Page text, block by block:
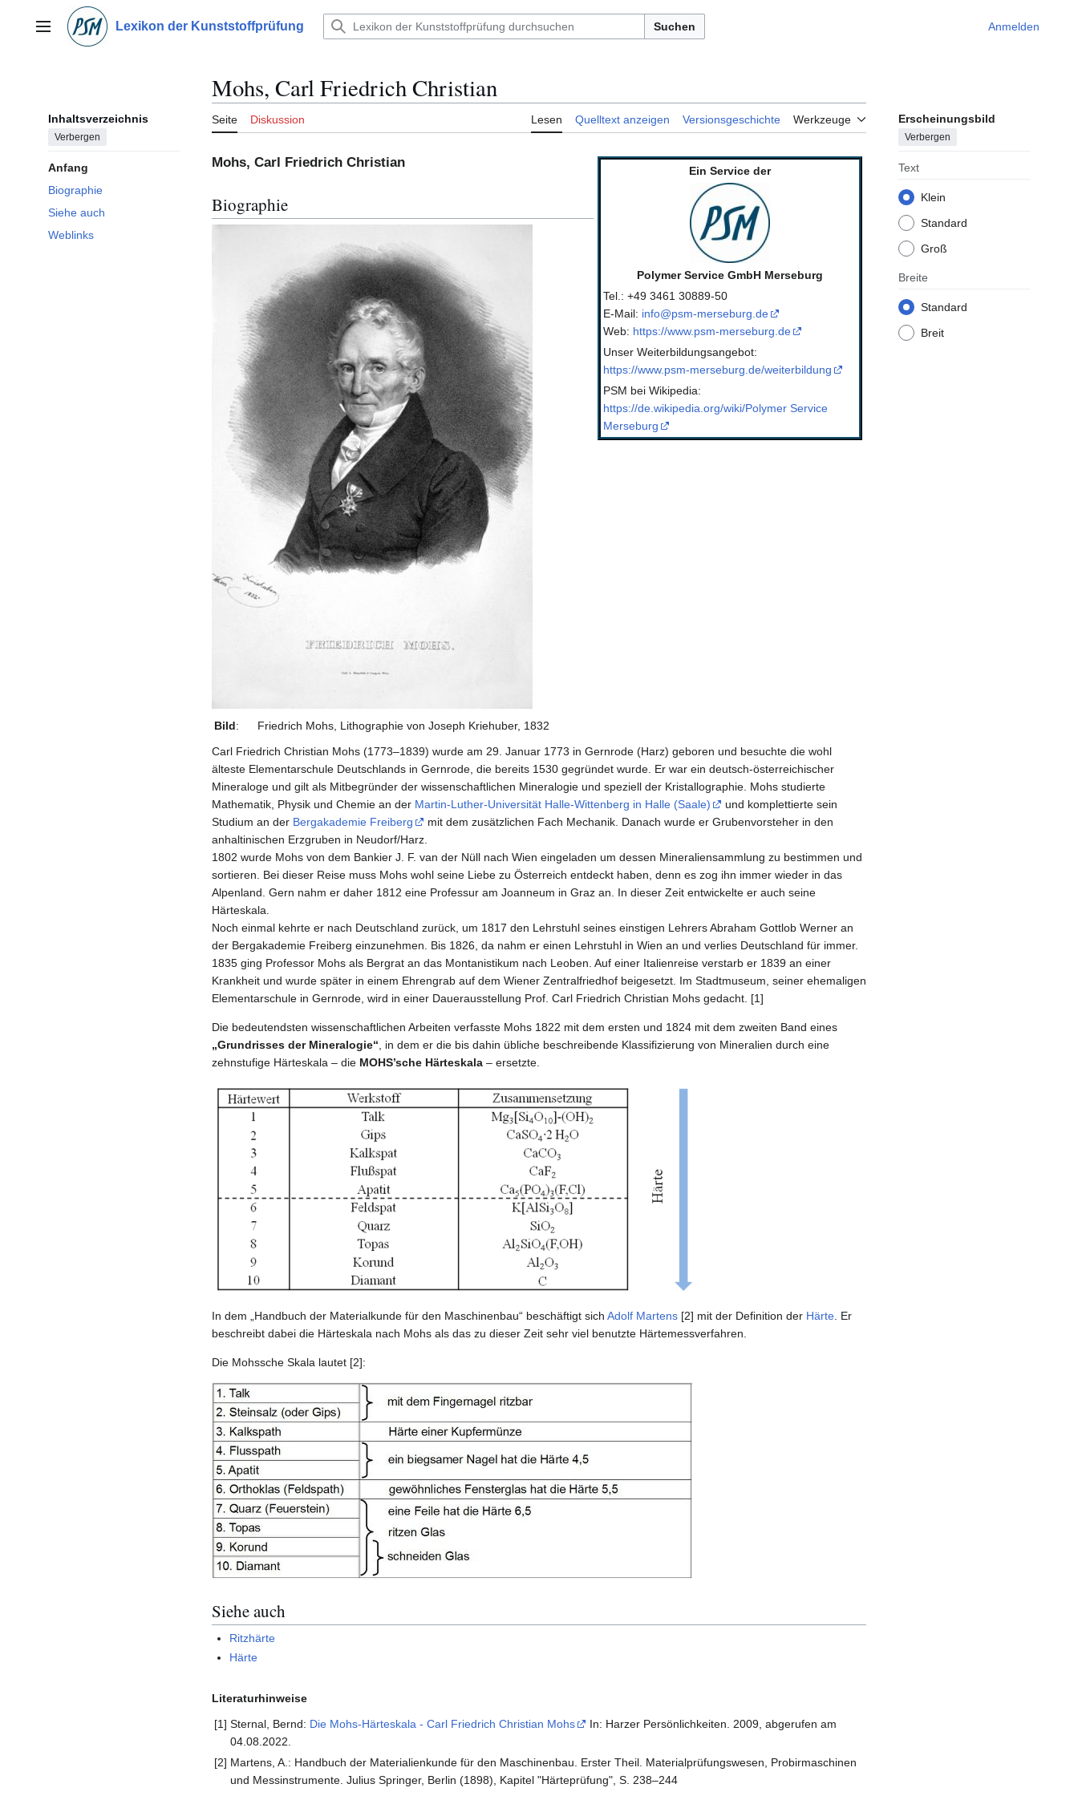
springenHauptmenü Lexikon der Kunststoffprüfung Suchen Anmelden
Inhaltsverzeichnis
Verbergen
Anfang
Biographie
Siehe auch
Weblinks
Mohs, Carl Friedrich Christian
Seite Diskussion Lesen Quelltext anzeigen Versionsgeschichte Werkzeuge Erscheinungsbild
Verbergen
Text
Klein
Standard
Groß
Breite
Standard
Breit
Ein Service der
Polymer Service GmbH Merseburg
Tel.: +49 3461 30889-50
E-Mail: info@psm-merseburg.de
Web: https://www.psm-merseburg.de
Unser Weiterbildungsangebot:
https://www.psm-merseburg.de/weiterbildung
PSM bei Wikipedia:
https://de.wikipedia.org/wiki/Polymer Service
Merseburg
Mohs, Carl Friedrich Christian
Biographie
Bild:
Friedrich Mohs, Lithographie von Joseph Kriehuber, 1832
Carl Friedrich Christian Mohs (1773–1839) wurde am 29. Januar 1773 in Gernrode (Harz) geboren und besuchte die wohl
älteste Elementarschule Deutschlands in Gernrode, die bereits 1530 gegründet wurde. Er war ein deutsch-österreichischer
Mineraloge und gilt als Mitbegründer der wissenschaftlichen Mineralogie und speziell der Kristallographie. Mohs studierte
Mathematik, Physik und Chemie an der Martin-Luther-Universität Halle-Wittenberg in Halle (Saale)
und komplettierte sein
Studium an der Bergakademie Freiberg
mit dem zusätzlichen Fach Mechanik. Danach wurde er Grubenvorsteher in den
anhaltinischen Erzgruben in Neudorf/Harz.
1802 wurde Mohs von dem Bankier J. F. van der Nüll nach Wien eingeladen um dessen Mineraliensammlung zu bestimmen und
sortieren. Bei dieser Reise muss Mohs wohl seine Liebe zu Österreich entdeckt haben, denn es zog ihn immer wieder in das
Alpenland. Gern nahm er daher 1812 eine Professur am Joanneum in Graz an. In dieser Zeit entwickelte er auch seine
Härteskala.
Noch einmal kehrte er nach Deutschland zurück, um 1817 den Lehrstuhl seines einstigen Lehrers Abraham Gottlob Werner an
der Bergakademie Freiberg einzunehmen. Bis 1826, da nahm er einen Lehrstuhl in Wien an und verlies Deutschland für immer.
1835 ging Professor Mohs als Bergrat an das Montanistikum nach Leoben. Auf einer Italienreise verstarb er 1839 an einer
Krankheit und wurde später in einem Ehrengrab auf dem Wiener Zentralfriedhof beigesetzt. Im Stadtmuseum, seiner ehemaligen
Elementarschule in Gernrode, wird in einer Dauerausstellung Prof. Carl Friedrich Christian Mohs gedacht. [1]
Die bedeutendsten wissenschaftlichen Arbeiten verfasste Mohs 1822 mit dem ersten und 1824 mit dem zweiten Band eines
„Grundrisses der Mineralogie“ , in dem er die bis dahin übliche beschreibende Klassifizierung von Mineralien durch eine
zehnstufige Härteskala – die MOHS’sche Härteskala – ersetzte.
In dem „Handbuch der Materialkunde für den Maschinenbau“ beschäftigt sich Adolf Martens [2] mit der Definition der Härte . Er
beschreibt dabei die Härteskala nach Mohs als das zu dieser Zeit sehr viel benutzte Härtemessverfahren.
Die Mohssche Skala lautet [2]:
Siehe auch
Ritzhärte
Härte
Literaturhinweise
[1] Sternal, Bernd: Die Mohs-Härteskala - Carl Friedrich Christian Mohs
In: Harzer Persönlichkeiten. 2009, abgerufen am
04.08.2022.
[2] Martens, A.: Handbuch der Materialienkunde für den Maschinenbau. Erster Theil. Materialprüfungswesen, Probirmaschinen
und Messinstrumente. Julius Springer, Berlin (1898), Kapitel "Härteprüfung", S. 238–244